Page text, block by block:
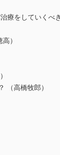
治療をしていく
）
（高橋牧郎）